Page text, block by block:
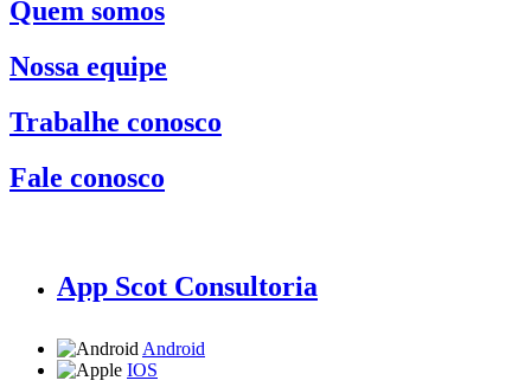
Quem somos
Nossa equipe
Trabalhe conosco
Fale conosco
App Scot Consultoria
Android
IOS